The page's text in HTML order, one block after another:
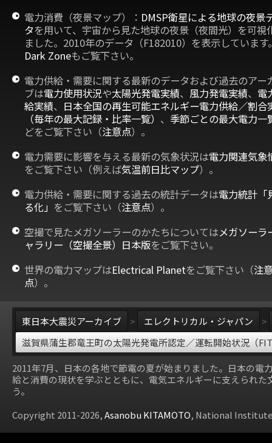
電力消費（夜景マップ）： DMSP衛星による地球の夜景
タを用いて、宇宙から見た地球の夜景（夜間光）を可視
ました。2010年のデータ（F182010）を表示しています
Dark Zoneもご覧下さい。
電力供給・需要に関する最新のデータおよび過去のアー
ブは電力使用状況や太陽光発電実績、 風力発電実績、 電
給実績、 日本全国の再生可能エネルギー電力供給／割合
（毎年の最大記録・比率一覧） 、 季節ごとの最大電力一
どをご覧下さい（注意点）。
電力需要に影響を与える最新の気象状況は電力関連気象
をご覧下さい（例えば気温前日比マップ）。
電力供給・需要に関する過去の統計データは電力統計「
る化」 をご覧下さい（注意点）。
空撮で見たメガソーラーのかたちについてはメガソーラ
ャラリー（空撮全景）日本版をご覧下さい。
世界の電力マップはElectrical Planetをご覧下さい（注
点）。
東日本大震災アーカイブ > エレクトリカル・ジャパン
>
滋賀県蒲生郡竜王町の太陽光発電所認定／運転開始状況（
2011年7月、日本の各地で節電の夏が始まりました。日本の電
給と消費の現状を学ぶとともに、電気エネルギーに支えられた
う。
Copyright 2011-2026,Asanobu KITAMOTO, National